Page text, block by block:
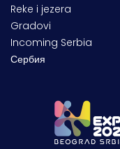
Reke i jezera
Gradovi
Incoming Serbia
Сербия